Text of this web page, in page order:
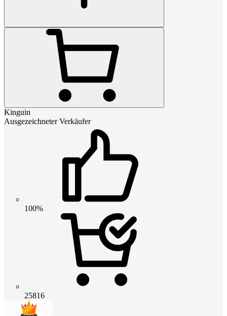
Kinguin
Ausgezeichneter Verkäufer
100%
25816